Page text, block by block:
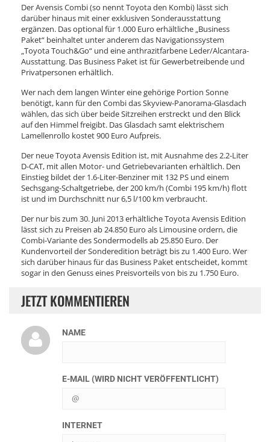
Der Avensis Combi (so nennt Toyota den Kombi) lässt sich
darüber hinaus mit einer exklusiven Sonderausstattung
ergänzen. Das optional für 1.000 Euro erhältliche „Business
Paket“ beinhaltet unter anderem das Navigationssystem
„Toyota Touch&Go“ und eine anthrazitfarbene Leder/Alcantara-
Ausstattung. Das Business Paket ist für Gewerbetreibende und
Privatpersonen erhältlich.
Wer nach dem langen Winter eine gehörige Portion Sonne
benötigt, kann für den Combi das Skyview-Panorama-Glasdach
wählen, das sich über beide Sitzreihen erstreckt und den Blick
auf den Himmel freigibt. Das Glasdach samt elektrischem
Lamellenrollo kostet 900 Euro Aufpreis.
Der neue Toyota Avensis Edition ist, mit Ausnahme des 2.2-Liter
D-CAT, mit allen Motor- und Getriebevarianten erhältlich. Den
Einstieg bildet der 1.6-Liter-Benziner mit 132 PS und einem
Sechsgang-Schaltgetriebe, der 200 km/h (Combi 195 km/h) flott
ist und im Durchschnitt nur 6,5 l/100 km verbraucht.
Der nur bis zum 30. Juni 2013 erhältliche Toyota Avensis Edition
lässt sich zu Preisen ab 24.850 Euro als Limousine ordern, die
Combi-Variante des Sondermodells ab 25.850 Euro. Der
Kundenvorteil der Sonderedition beträgt bis zu 1.400 Euro. Wer
sich darüber hinaus für das Business Paket entscheidet, kommt
sogar in den Genuss eines Preisvorteils von bis zu 1.750 Euro.
JETZT KOMMENTIEREN
NAME
E-MAIL (WIRD NICHT VERÖFFENTLICHT)
INTERNET